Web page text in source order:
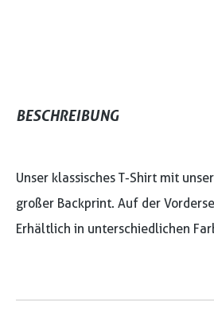
BESCHREIBUNG
Unser klassisches T-Shirt mit
großer Backprint. Auf der
Erhältlich in unterschiedlichen